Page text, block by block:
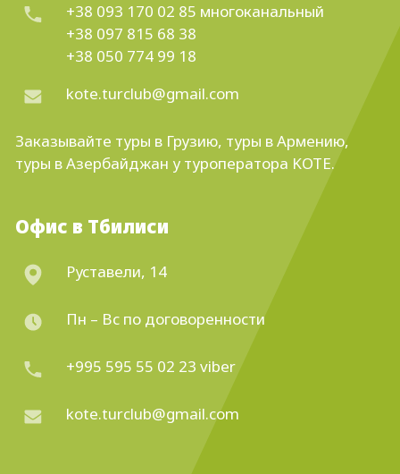
+38 093 170 02 85 многоканальный
+38 097 815 68 38
+38 050 774 99 18
kote.turclub@gmail.com
Заказывайте туры в Грузию, туры в Армению,
туры в Азербайджан у туроператора KOTE.
Офис в Тбилиси
Руставели, 14
Пн – Вс по договоренности
+995 595 55 02 23 viber
kote.turclub@gmail.com